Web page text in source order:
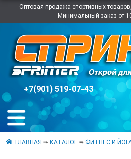
Оптовая продажа спортивных
Минимальный заказ от
+7(901) 519-07-43
ГЛАВНАЯ ➠КАТАЛОГ ➠ ФИТНЕС И